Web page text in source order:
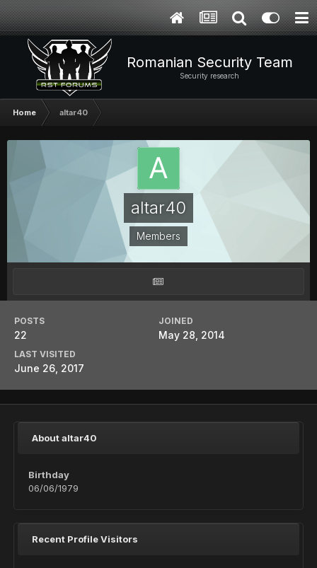
Romanian Security Team
Security research
Home altar40
altar40
Members
POSTS
22
JOINED
May 28, 2014
LAST VISITED
June 26, 2017
About altar40
Birthday
06/06/1979
Recent Profile Visitors